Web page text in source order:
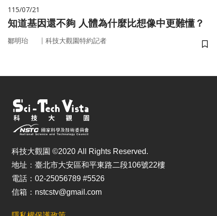
115/07/21
知道基因還不夠 人體為什麼比想像中更難懂？
鄒明珆 ｜ 科技大觀園特約記者
儲
科技大觀園 ©2020 All Rights Reserved.
地址：臺北市大安區和平東路二段106號22樓
電話：02-25056789 #5526
信箱：nstcstv@gmail.com